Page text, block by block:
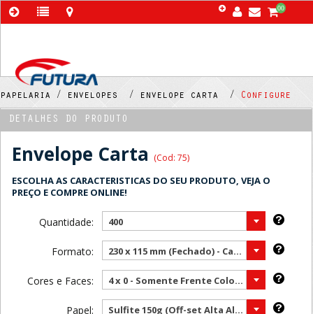
00
papelaria / envelopes / envelope carta / Configure
DETALHES DO PRODUTO
Envelope Carta (Cod: 75)
ESCOLHA AS CARACTERISTICAS DO SEU PRODUTO, VEJA O
PREÇO E COMPRE ONLINE!
Quantidade: 400
Formato: 230 x 115 mm (Fechado) - Carta ( Mais vendido )
Cores e Faces: 4 x 0 - Somente Frente Color ( Mais vendido )
Papel: Sulfite 150g (Off-set Alta Alvura) ( Mais vendido )